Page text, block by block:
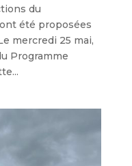
du
été proposées
mercredi 25 mai,
Programme